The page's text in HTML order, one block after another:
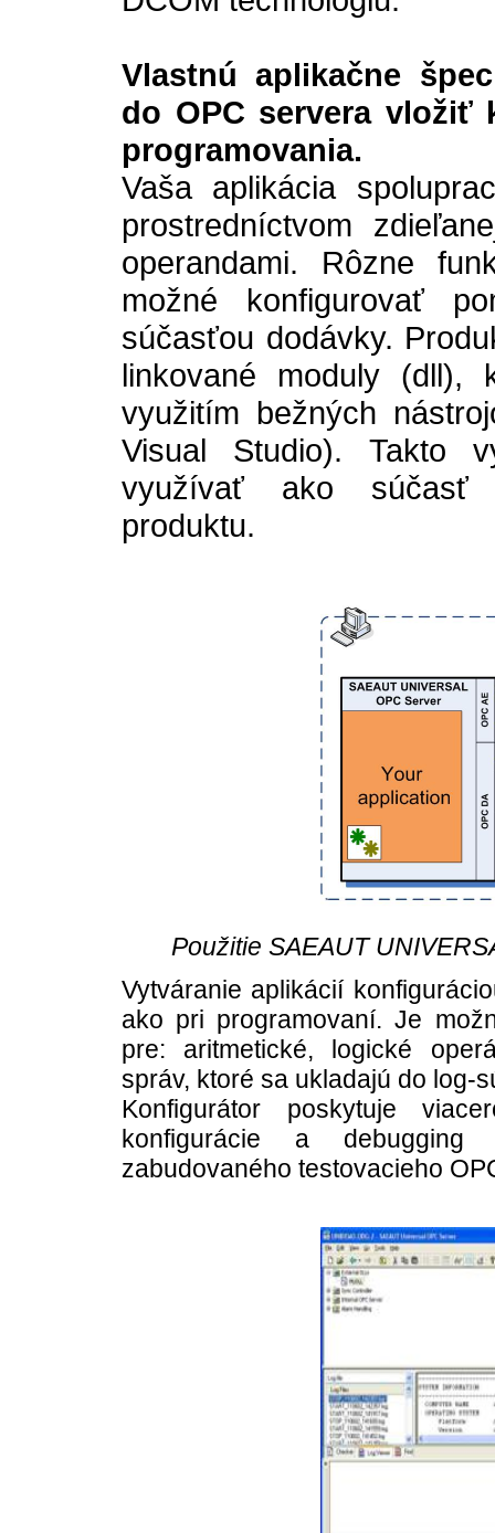
Vlastnú aplikačne
do OPC servera vložiť
programovania.
Vaša aplikácia
prostredníctvom
operandami. Rôzne
možné konfigurovať
súčasťou dodávky.
linkované moduly (dll),
využitím bežných
Visual Studio). Takto
využívať ako súčasť
produktu.
Použitie SAEAUT
Vytváranie aplikácií
ako pri programovaní. Je
pre: aritmetické, logické
správ, ktoré sa ukladajú do log-
Konfigurátor poskytuje
konfigurácie a debugging
zabudovaného testovacieho